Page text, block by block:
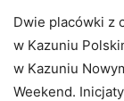
Dwie placówki z
w Kazuniu
w Kazuniu
Weekend.